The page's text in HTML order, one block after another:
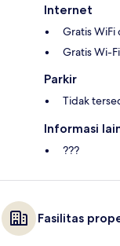
Internet
Gratis WiFi
Gratis Wi-
Parkir
Tidak
Informasi
???
Fasilitas